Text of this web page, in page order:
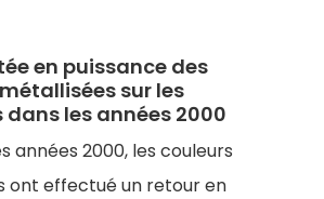
en puissance des
sur les
dans les années 2000
années 2000, les couleurs
ont effectué un retour en